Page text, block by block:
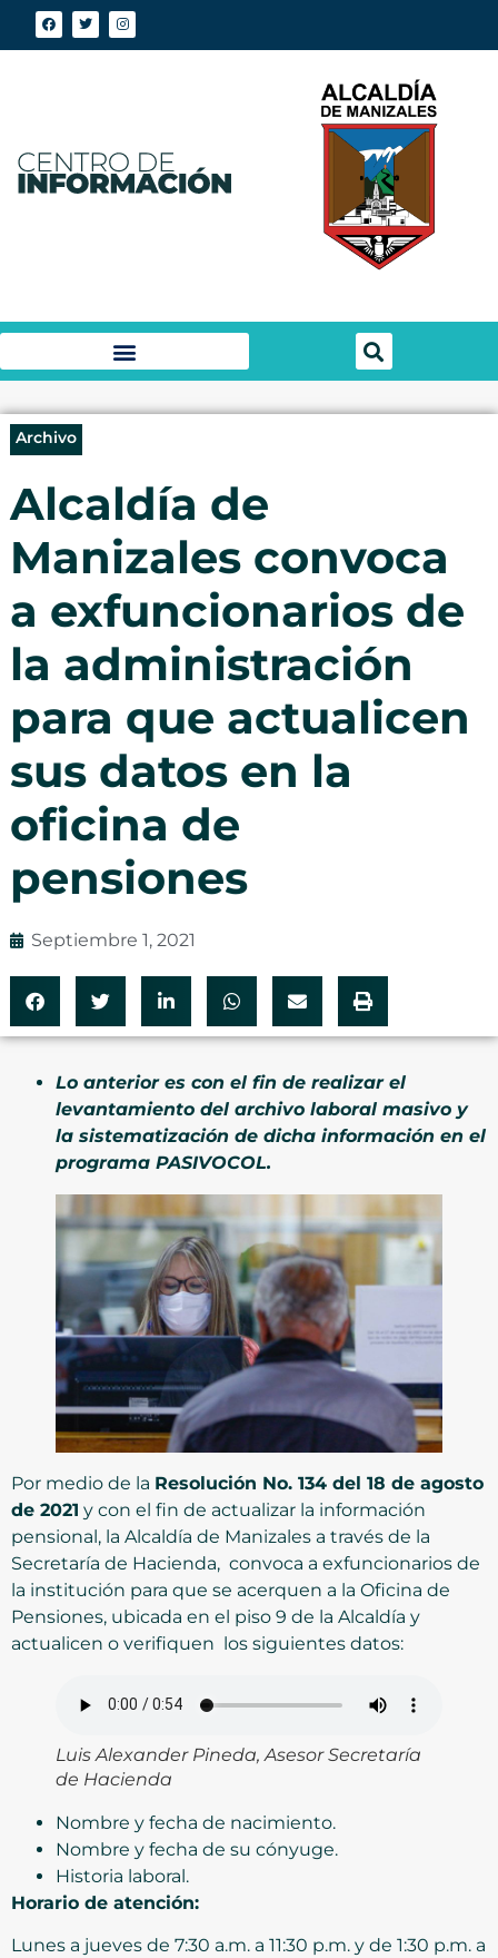
Archivo
Alcaldía de
Manizales convoca
a exfuncionarios de
la administración
para que actualicen
sus datos en la
oficina de
pensiones
Septiembre 1, 2021
Lo anterior es con el fin de realizar el
levantamiento del archivo laboral masivo y
la sistematización de dicha información en el
programa PASIVOCOL.
Por medio de la Resolución No. 134 del 18 de agosto
de 2021 y con el fin de actualizar la información
pensional, la Alcaldía de Manizales a través de la
Secretaría de Hacienda, convoca a exfuncionarios de
la institución para que se acerquen a la Oficina de
Pensiones, ubicada en el piso 9 de la Alcaldía y
actualicen o verifiquen los siguientes datos:
Luis Alexander Pineda, Asesor Secretaría
de Hacienda
Nombre y fecha de nacimiento.
Nombre y fecha de su cónyuge.
Historia laboral.
Horario de atención:
Lunes a jueves de 7:30 a.m. a 11:30 p.m. y de 1:30 p.m. a